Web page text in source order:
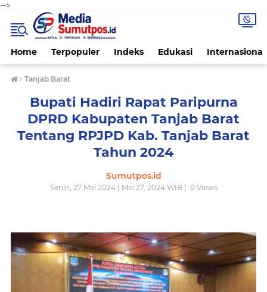
-->
Home Terpopuler Indeks Edukasi Internasional
› Tanjab Barat
Bupati Hadiri Rapat Paripurna
DPRD Kabupaten Tanjab Barat
Tentang RPJPD Kab. Tanjab Barat
Tahun 2024
Sumutpos.id
Senin, 27 Mei 2024 | Mei 27, 2024 WIB | 0Views